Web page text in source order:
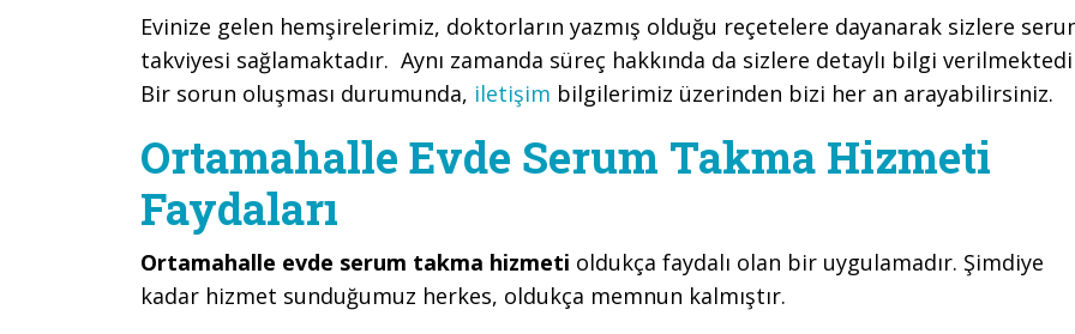
Evinize gelen hemşirelerimiz, doktorların yazmış olduğu reçetelere dayanarak sizlere
takviyesi sağlamaktadır. Aynı zamanda süreç hakkında da sizlere detaylı bilgi
Bir sorun oluşması durumunda, iletişim bilgilerimiz üzerinden bizi her an arayabilirsiniz.
Ortamahalle Evde Serum Takma Hizmeti
Faydaları
Ortamahalle evde serum takma hizmeti oldukça faydalı olan bir uygulamadır. Şimdiye
kadar hizmet sunduğumuz herkes, oldukça memnun kalmıştır.